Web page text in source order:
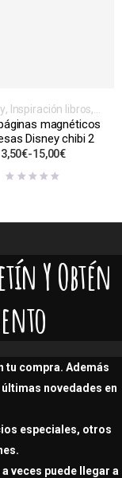
, Inspiración libros,
series o películas
,Marcapáginas
magnéticos
Disney chibi 2
3,50€-15,00€
Y Obtén
tu compra. Además
novedades en
especiales, otros
veces puede llegar a